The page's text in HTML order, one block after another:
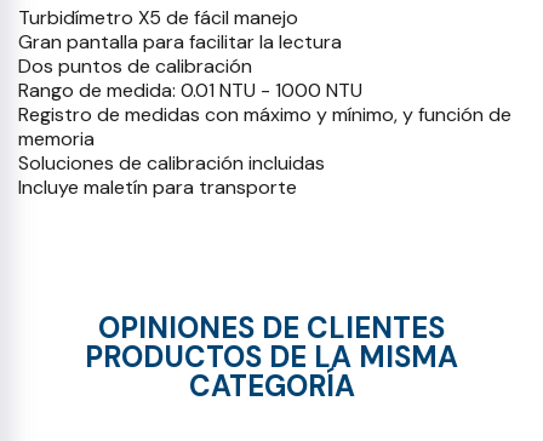
Turbidímetro X5 de fácil manejo
Gran pantalla para facilitar la lectura
Dos puntos de calibración
Rango de medida: 0.01 NTU - 1000 NTU
Registro de medidas con máximo y mínimo, y función de
memoria
Soluciones de calibración incluidas
Incluye maletín para transporte
OPINIONES DE CLIENTES
PRODUCTOS DE LA MISMA
CATEGORÍA